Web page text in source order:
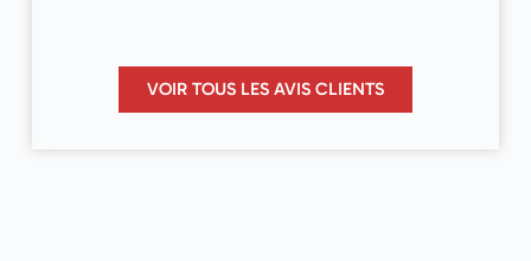
VOIR TOUS LES AVIS CLIENTS